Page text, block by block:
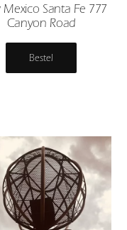
Santa Fe 777
Canyon Road
Bestel